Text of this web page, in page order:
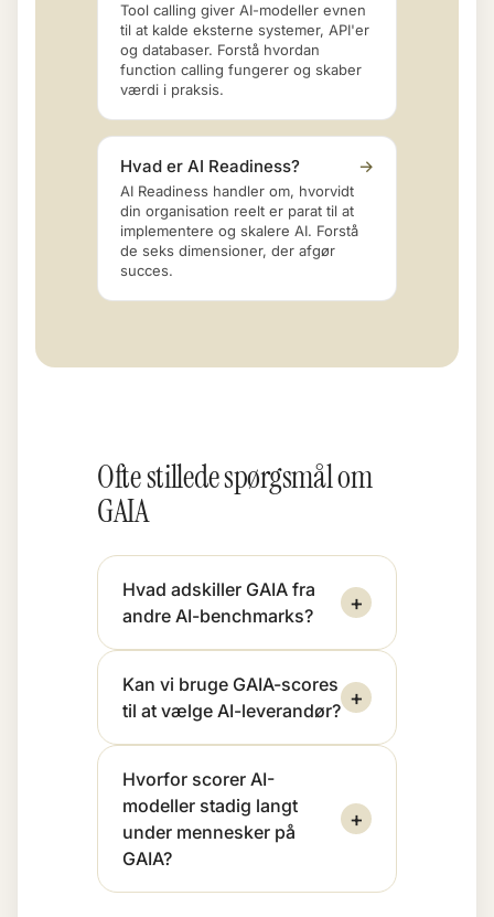
Tool calling giver AI-modeller evnen
til at kalde eksterne systemer, API'er
og databaser. Forstå hvordan
function calling fungerer og skaber
værdi i praksis.
Hvad er AI Readiness? →
AI Readiness handler om, hvorvidt
din organisation reelt er parat til at
implementere og skalere AI. Forstå
de seks dimensioner, der afgør
succes.
Ofte stillede spørgsmål om
GAIA
Hvad adskiller GAIA fra
andre AI-benchmarks?
+
Kan vi bruge GAIA-scores
til at vælge AI-leverandør?
+
Hvorfor scorer AI-
modeller stadig langt
under mennesker på
GAIA?
+